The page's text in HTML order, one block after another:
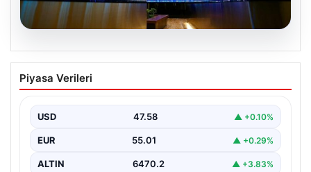
05.08.2026
Yatırım araçlarının haftalık performansı
nasıl oldu?
bazda ortalama yüzde 0,27 değer kaybederken,
altının…
Piyasa Verileri
USD 47.58 ▲ +0.10%
EUR 55.01 ▲ +0.29%
ALTIN 6470.2 ▲ +3.83%